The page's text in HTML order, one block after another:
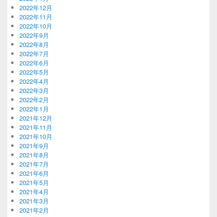
2022年12月
2022年11月
2022年10月
2022年9月
2022年8月
2022年7月
2022年6月
2022年5月
2022年4月
2022年3月
2022年2月
2022年1月
2021年12月
2021年11月
2021年10月
2021年9月
2021年8月
2021年7月
2021年6月
2021年5月
2021年4月
2021年3月
2021年2月